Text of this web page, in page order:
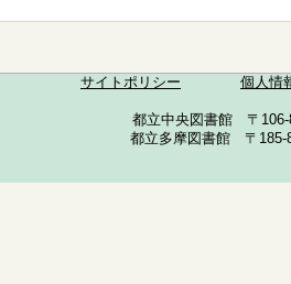
サイトポリシー 個人情
都立中央図書館 〒
都立多摩図書館 〒185-